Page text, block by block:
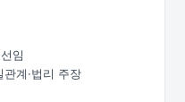
임
계·법리 주장